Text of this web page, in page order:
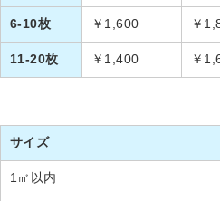
6-10枚 ￥1,600 ￥
11-20枚 ￥1,400 ￥
サイズ
1㎡以内